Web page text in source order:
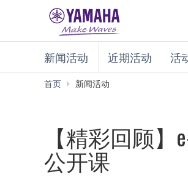
新闻活动 近期活动 活
首页 新闻活动
【精彩回顾
公开课